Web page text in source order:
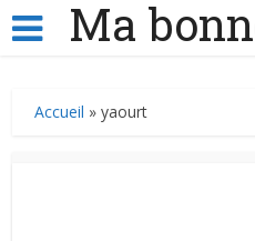
Ma
Accueil »yaourt